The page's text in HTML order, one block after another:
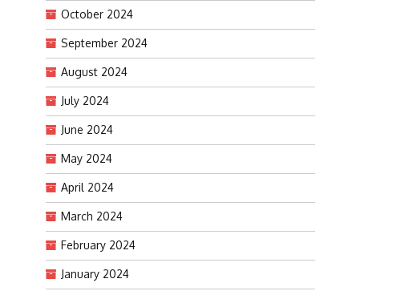
October 2024
September 2024
August 2024
July 2024
June 2024
May 2024
April 2024
March 2024
February 2024
January 2024